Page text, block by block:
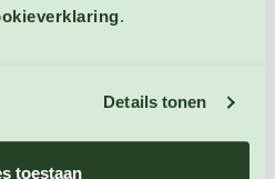
.
Details tonen
toestaan